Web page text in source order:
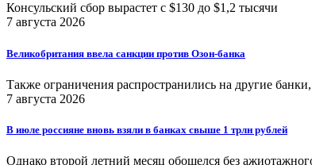
Консульский сбор вырастет с $130 до $1,2 тысячи
7 августа 2026
Великобритания ввела санкции против Озон-банка
Также ограничения распространились на другие
7 августа 2026
В июле россияне вновь взяли в банках свыше 1 трлн рублей
Однако второй летний месяц обошелся без